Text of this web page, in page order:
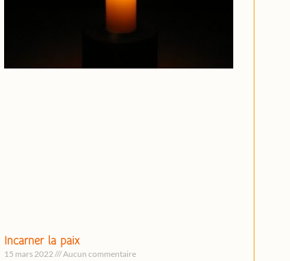
Incarner la paix
15 mars 2022 Aucun commentaire